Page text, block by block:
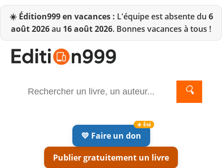
☀️ Édition999 en vacances : L'équipe est absente du 6
août 2026au 16 août 2026. Bonnes vacances à tous !
🔍
💛 Faire un don
Publier gratuitement un livre